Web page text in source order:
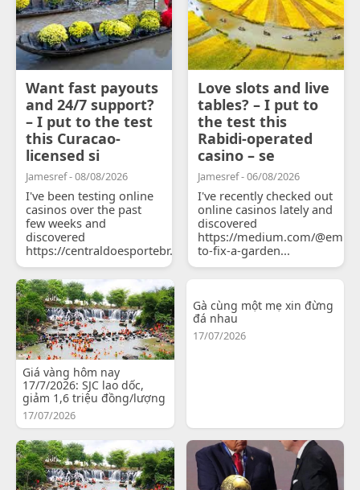
Want fast payouts
and 24/7 support?
– I put to the test
this Curacao-
licensed si
Jamesref - 08/08/2026
I've been testing online
casinos over the past
few weeks and
discovered
https://centraldoesportebr.substack.com/p/cucure...
Love slots and live
tables? – I put to
the test this
Rabidi-operated
casino – se
Jamesref - 06/08/2026
I've recently checked out
online casinos lately and
discovered
https://medium.com/
to-fix-a-garden...
Giá vàng hôm nay
17/7/2026: SJC lao dốc,
giảm 1,6 triệu đồng/lượng
17/07/2026
Gà cùng một mẹ xin đừng
đá nhau
17/07/2026